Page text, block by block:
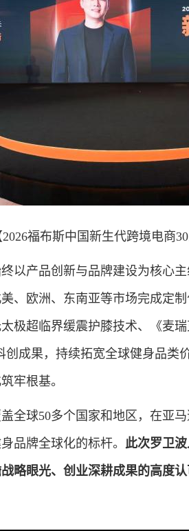
2026福布斯中国新生代跨境电商
产品创新与品牌建设为核心主
、欧洲、东南亚等市场完成定
极超临界缓震护膝技术、《麦
创成果，持续拓宽全球健身品类
牢根基。
球50多个国家和地区，在亚马
品牌全球化的标杆。 此次罗卫
略眼光、创业深耕成果的高度